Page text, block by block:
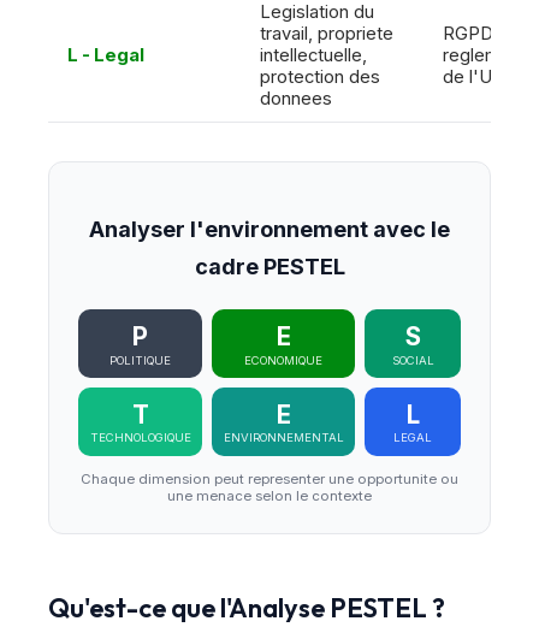
L - Legal
Legislation du
travail, propriete
intellectuelle,
protection des
donnees
RGPD et
de l'UE
Analyser l'environnement avec le
cadre PESTEL
P
POLITIQUE
E
ECONOMIQUE
S
SOCIAL
T
TECHNOLOGIQUE
E
ENVIRONNEMENTAL
L
LEGAL
Chaque dimension peut representer une opportunite ou
une menace selon le contexte
Qu'est-ce que l'Analyse PESTEL ?